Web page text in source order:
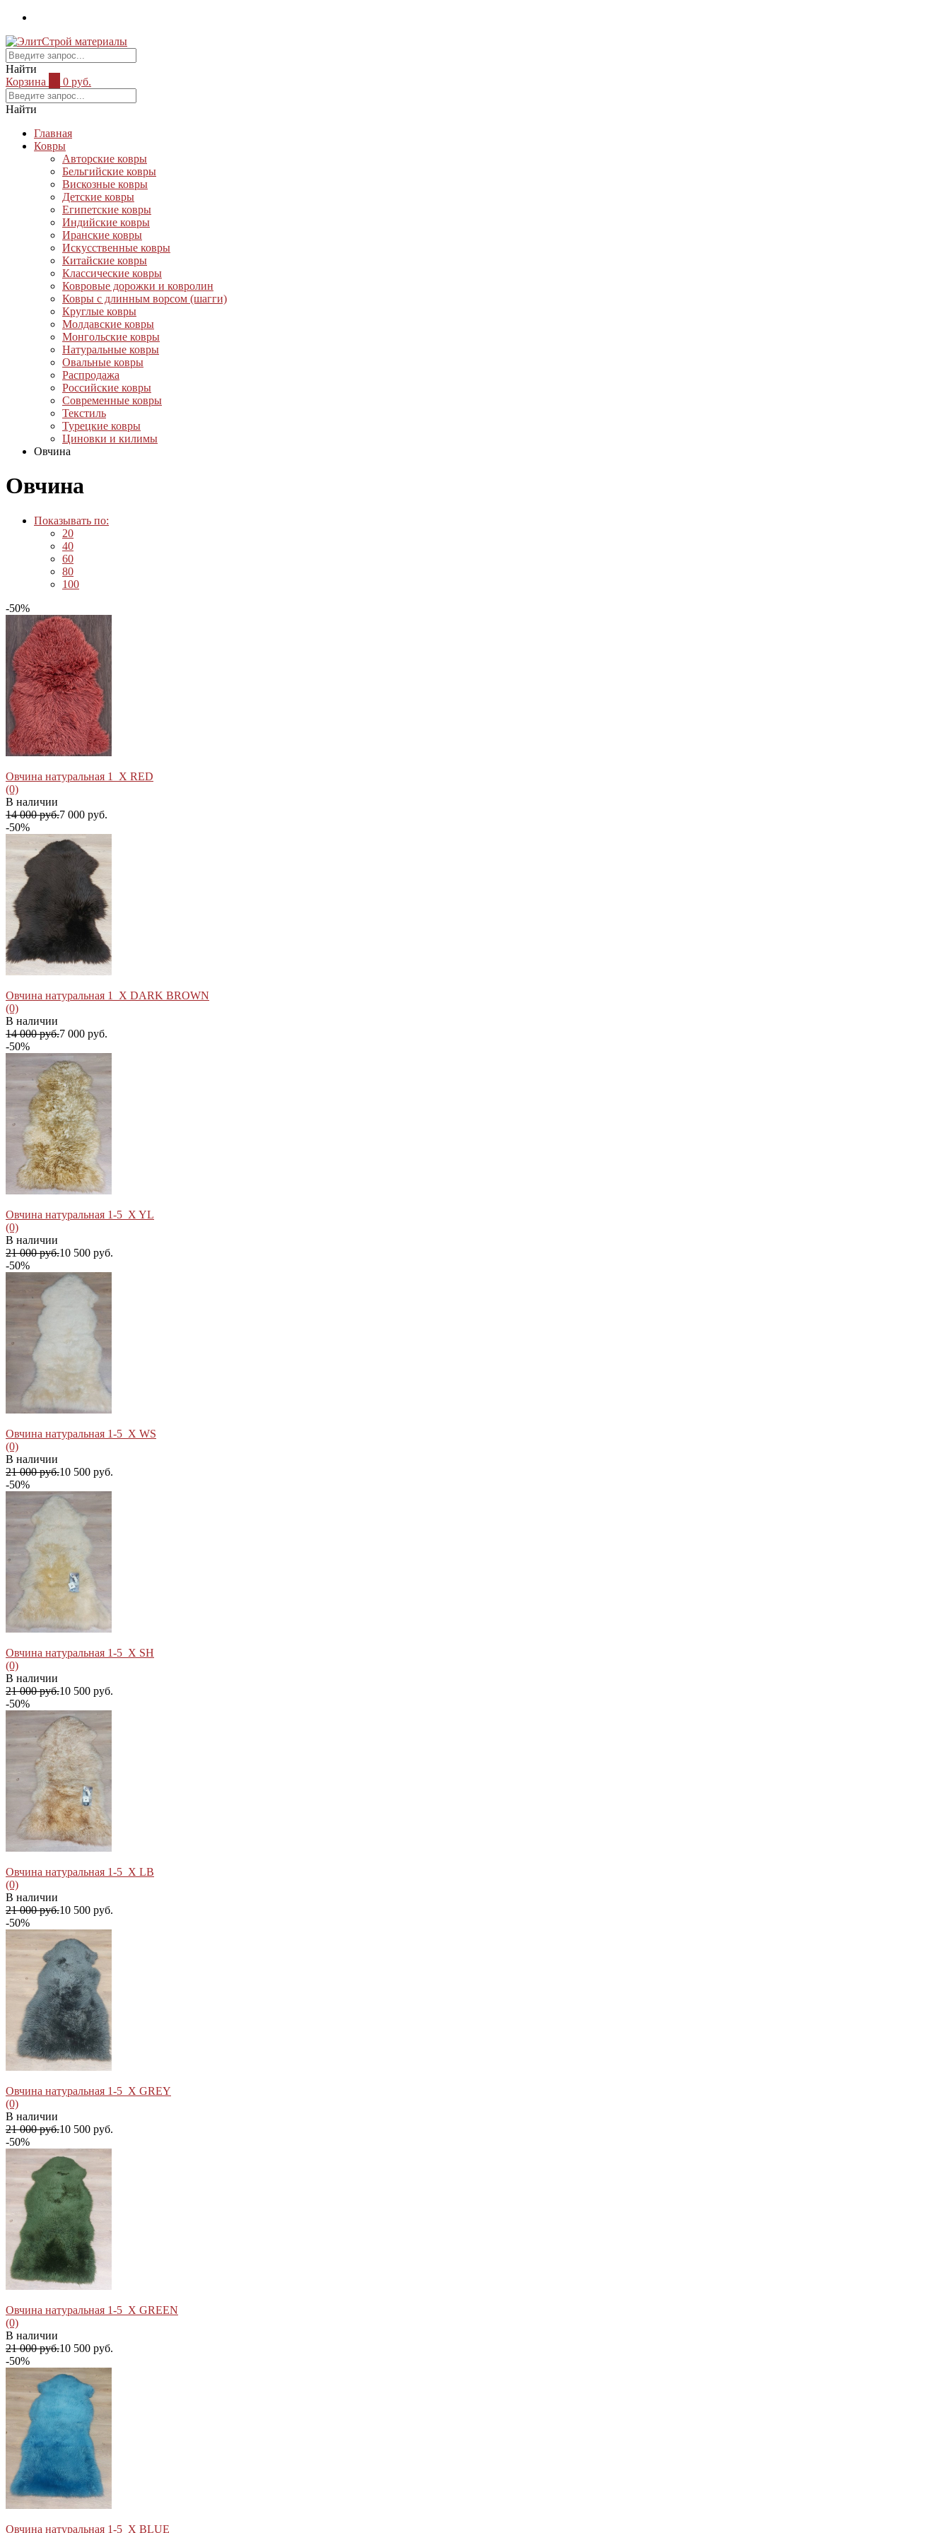
Найти
Корзина
0 руб.
Найти
Главная
Ковры
Авторские ковры
Бельгийские ковры
Вискозные ковры
Детские ковры
Египетские ковры
Индийские ковры
Иранские ковры
Искусственные ковры
Китайские ковры
Классические ковры
Ковровые дорожки и ковролин
Ковры с длинным ворсом (шагги)
Круглые ковры
Молдавские ковры
Монгольские ковры
Натуральные ковры
Овальные ковры
Распродажа
Российские ковры
Современные ковры
Текстиль
Турецкие ковры
Циновки и килимы
Овчина
Овчина
Показывать по:
20
40
60
80
100
-50%
избранное сравнить
Овчина натуральная 1_X RED
(0)
В наличии
14 000 руб.7 000 руб.
-50%
избранное сравнить
Овчина натуральная 1_X DARK BROWN
(0)
В наличии
14 000 руб.7 000 руб.
-50%
избранное сравнить
Овчина натуральная 1-5_X YL
(0)
В наличии
21 000 руб.10 500 руб.
-50%
избранное сравнить
Овчина натуральная 1-5_X WS
(0)
В наличии
21 000 руб.10 500 руб.
-50%
избранное сравнить
Овчина натуральная 1-5_X SH
(0)
В наличии
21 000 руб.10 500 руб.
-50%
избранное сравнить
Овчина натуральная 1-5_X LB
(0)
В наличии
21 000 руб.10 500 руб.
-50%
избранное сравнить
Овчина натуральная 1-5_X GREY
(0)
В наличии
21 000 руб.10 500 руб.
-50%
избранное сравнить
Овчина натуральная 1-5_X GREEN
(0)
В наличии
21 000 руб.10 500 руб.
-50%
Овчина натуральная 1-5_X BLUE